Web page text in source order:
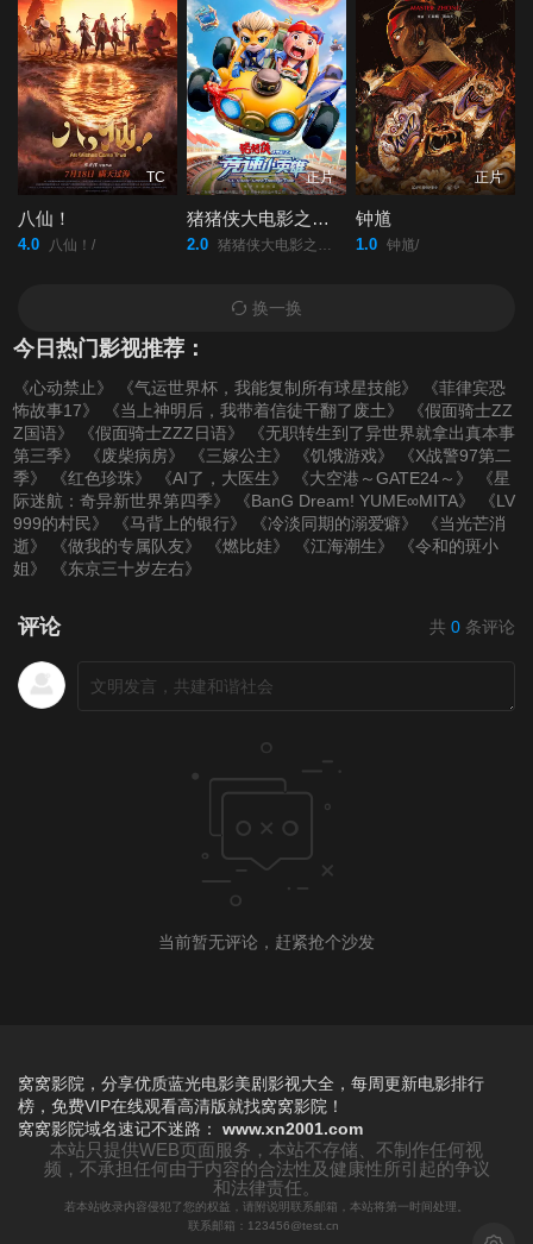
TC
八仙！
4.0 八仙！/
正片
猪猪侠大电影之竞速小英雄
2.0 猪猪侠大电影之竞速小英雄/
正片
钟馗
1.0 钟馗/
换一换
今日热门影视推荐：
《心动禁止》 《气运世界杯，我能复制所有球星技能》
《菲律宾恐
怖故事17》
《当上神明后，我带着信徒干翻了废土》
《假面骑士ZZ
Z国语》
《假面骑士ZZZ日语》
《无职转生到了异世界就拿出真本事
第三季》
《废柴病房》 《三嫁公主》 《饥饿游戏》
《X战警97第二
季》
《红色珍珠》 《AI了，大医生》 《大空港～GATE24～》
《星
际迷航：奇异新世界第四季》
《BanG Dream! YUME∞MITA》
《LV
999的村民》
《马背上的银行》 《冷淡同期的溺爱癖》
《当光芒消
逝》
《做我的专属队友》 《燃比娃》 《江海潮生》
《令和的斑小
姐》
《东京三十岁左右》
评论 共 0 条评论
当前暂无评论，赶紧抢个沙发
窝窝影院，分享优质蓝光电影美剧影视大全，每周更新电影排行
榜，免费VIP在线观看高清版就找窝窝影院！
窝窝影院域名速记不迷路： www.xn2001.com
本站只提供WEB页面服务，本站不存储、不制作任何视
频，不承担任何由于内容的合法性及健康性所引起的争议
和法律责任。
若本站收录内容侵犯了您的权益，请附说明联系邮箱，本站将第一时间处理。
联系邮箱：123456@test.cn